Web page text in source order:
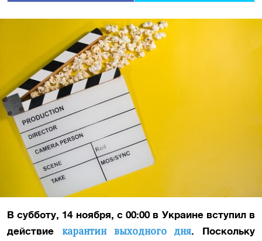
В субботу, 14 ноября, с 00:00 в Украине вступил в
действие карантин выходного дня. Поскольку